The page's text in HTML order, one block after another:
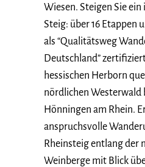
Wiesen. Steigen Sie
Steig: über 16 Etappen
als “Qualitätsweg
Deutschland”
hessischen Herborn
nördlichen Westerwald
Hönningen am Rhein.
anspruchsvolle
Rheinsteig entlang der
Weinberge mit Blick